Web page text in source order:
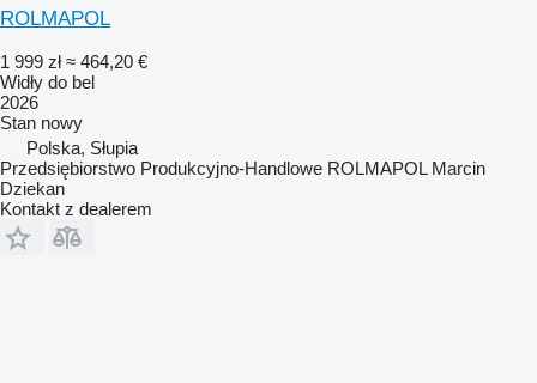
ROLMAPOL
1 999 zł ≈ 464,20 €
Widły do bel
2026
Stan nowy
Polska, Słupia
Przedsiębiorstwo Produkcyjno-Handlowe ROLMAPOL Marcin
Dziekan
Kontakt z dealerem